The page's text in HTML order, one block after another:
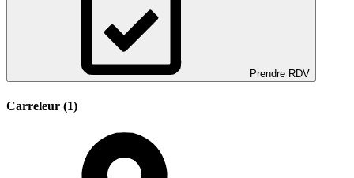
Prendre RDV
Carreleur (1)